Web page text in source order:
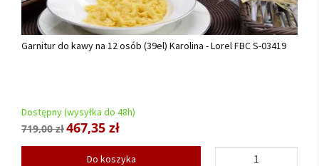
Garnitur do kawy na 12 osób (39el) Karolina - Lorel FBC S-03419
Dostępny (wysyłka do 48h)
719,00 zł467,35 zł
Do koszyka